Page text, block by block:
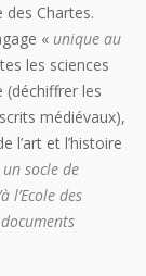
des Chartes.
« unique au
les sciences
(déchiffrer les
médiévaux),
l’art et l’histoire
un socle de
l’Ecole des